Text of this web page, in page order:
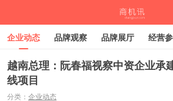
企业动态 品牌观察 品牌展厅 经营
深度观察 伙伴计划
越南总理：阮春福视察中资企业承
线项目
分类： 企业动态